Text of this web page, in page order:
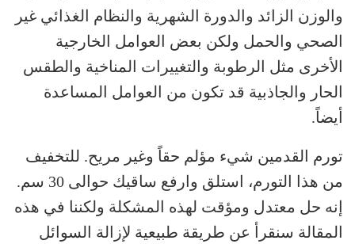
والوزن الزائد والدورة الشهرية والنظام الغذائي غير
الصحي والحمل ولكن بعض العوامل الخارجية
الأخرى مثل الرطوبة والتغييرات المناخية والطقس
الحار والجاذبية قد تكون من العوامل المساعدة
أيضاً.
تورم القدمين شيء مؤلم حقاً وغير مريح. للتخفيف
من هذا التورم، استلق وارفع ساقيك حوالى 30 سم.
إنه حل معتدل ومؤقت لهذه المشكلة ولكننا في هذه
المقالة سنقرأ عن طريقة طبيعية لإزالة السوائل